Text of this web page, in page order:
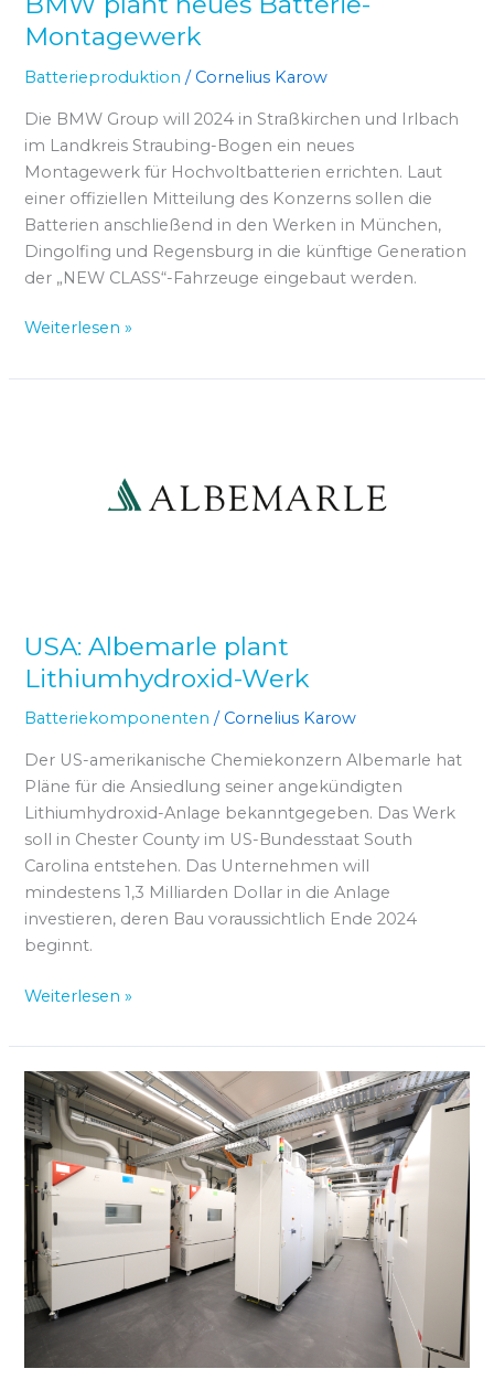
Montagewerk
Batterieproduktion / Cornelius Karow
Die BMW Group will 2024 in Straßkirchen und Irlbach
im Landkreis Straubing-Bogen ein neues
Montagewerk für Hochvoltbatterien errichten. Laut
einer offiziellen Mitteilung des Konzerns sollen die
Batterien anschließend in den Werken in München,
Dingolfing und Regensburg in die künftige Generation
der „NEW CLASS“-Fahrzeuge eingebaut werden.
Weiterlesen »
USA: Albemarle plant
Lithiumhydroxid-Werk
Batteriekomponenten / Cornelius Karow
Der US-amerikanische Chemiekonzern Albemarle hat
Pläne für die Ansiedlung seiner angekündigten
Lithiumhydroxid-Anlage bekanntgegeben. Das Werk
soll in Chester County im US-Bundesstaat South
Carolina entstehen. Das Unternehmen will
mindestens 1,3 Milliarden Dollar in die Anlage
investieren, deren Bau voraussichtlich Ende 2024
beginnt.
Lithiumhydroxid-
Weiterlesen »
Partner
eröffnen
„Munich
Battery
Lab“